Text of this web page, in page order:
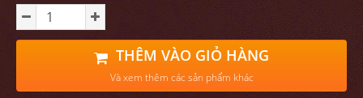
THÊM VÀO GIỎ HÀNG
Và xem thêm các sản phẩm khác